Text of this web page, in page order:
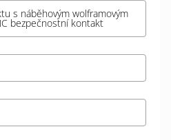
s náběhovým wolframovým
bezpečnostní kontakt